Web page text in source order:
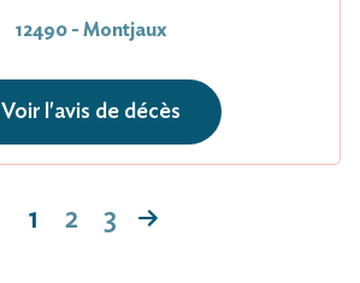
12490 - Montjaux
Voir l'avis de décès
1 2 3